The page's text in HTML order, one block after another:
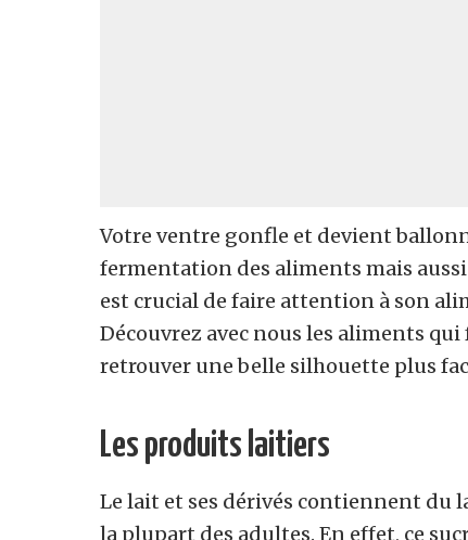
Votre ventre gonfle et devient
fermentation des aliments mais aussi
est crucial de faire attention à son
Découvrez avec nous les aliments
retrouver une belle silhouette plus
Les produits laitiers
Le lait et ses dérivés contiennent du
la plupart des adultes. En effet, ce